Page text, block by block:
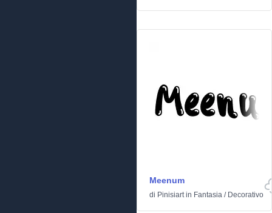
Meenum
di Pinisiartin Fantasia / Decorativo